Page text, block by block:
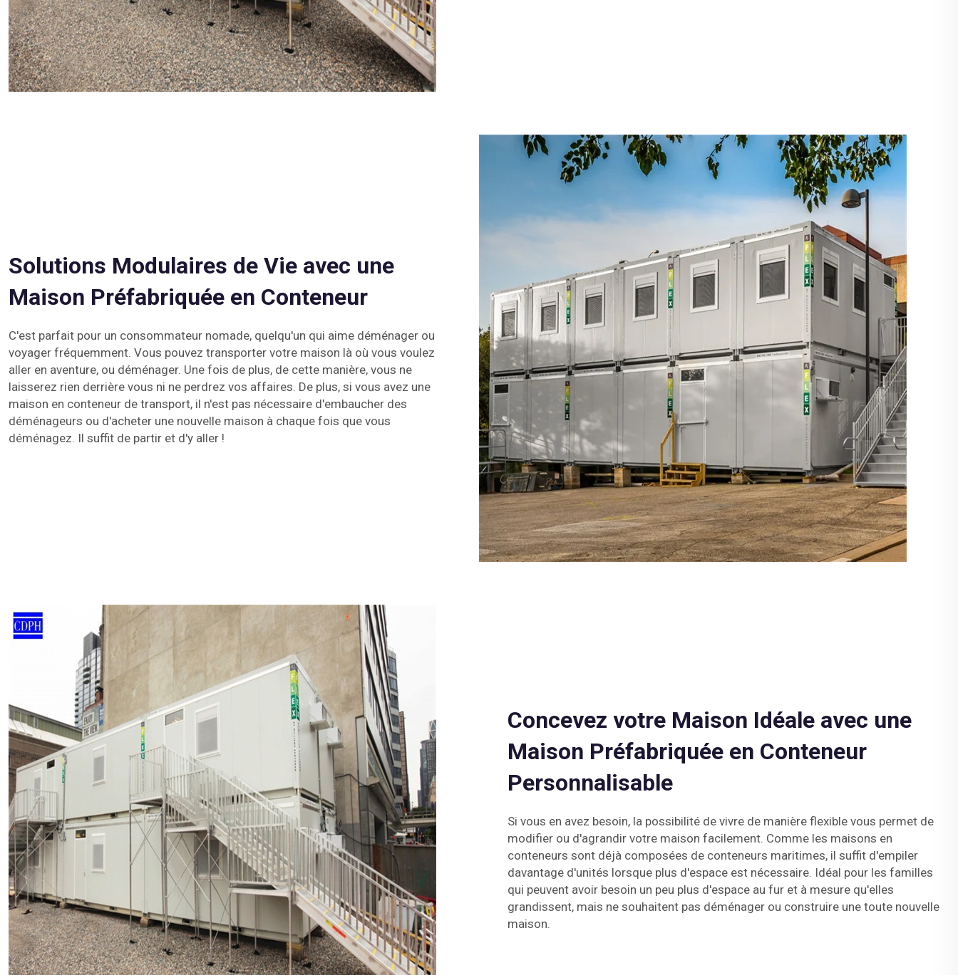
Solutions Modulaires de Vie avec une
Maison Préfabriquée en Conteneur
C'est parfait pour un consommateur nomade, quelqu'un qui aime déménager ou
voyager fréquemment. Vous pouvez transporter votre maison là où vous voulez
aller en aventure, ou déménager. Une fois de plus, de cette manière, vous ne
laisserez rien derrière vous ni ne perdrez vos affaires. De plus, si vous avez une
maison en conteneur de transport, il n'est pas nécessaire d'embaucher des
déménageurs ou d'acheter une nouvelle maison à chaque fois que vous
déménagez. Il suffit de partir et d'y aller !
Concevez votre Maison Idéale avec une
Maison Préfabriquée en Conteneur
Personnalisable
Si vous en avez besoin, la possibilité de vivre de manière flexible vous permet de
modifier ou d'agrandir votre maison facilement. Comme les maisons en
conteneurs sont déjà composées de conteneurs maritimes, il suffit d'empiler
davantage d'unités lorsque plus d'espace est nécessaire. Idéal pour les familles
qui peuvent avoir besoin un peu plus d'espace au fur et à mesure qu'elles
grandissent, mais ne souhaitent pas déménager ou construire une toute nouvelle
maison.